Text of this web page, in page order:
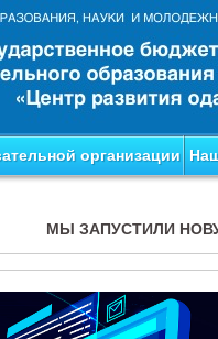
организации
МЫ ЗАПУСТИЛИ